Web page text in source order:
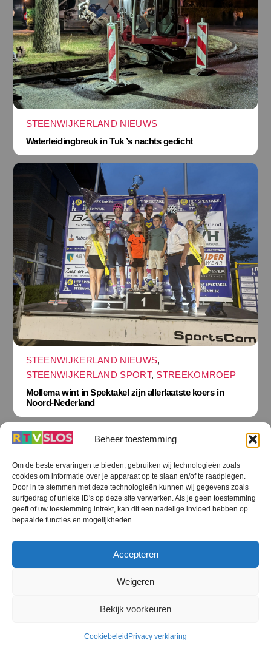
Beheer toestemming
Om de beste ervaringen te bieden, gebruiken wij technologieën zoals
cookies om informatie over je apparaat op te slaan en/of te raadplegen.
Door in te stemmen met deze technologieën kunnen wij gegevens zoals
surfgedrag of unieke ID's op deze site verwerken. Als je geen toestemming
geeft of uw toestemming intrekt, kan dit een nadelige invloed hebben op
bepaalde functies en mogelijkheden.
Accepteren
Weigeren
Bekijk voorkeuren
Cookiebeleid Privacy verklaring
STEENWIJKERLAND NIEUWS
Waterleidingbreuk in Tuk ’s nachts gedicht
STEENWIJKERLAND NIEUWS,
STEENWIJKERLAND SPORT, STREEKOMROEP
Mollema wint in Spektakel zijn allerlaatste koers in
Noord-Nederland
Terug
naar
boven
RTV SLOS
RTV SLOS ANBI